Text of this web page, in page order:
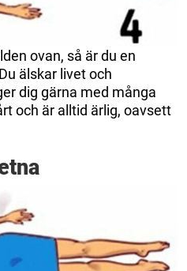
ovan, så är du en
älskar livet och
dig gärna med många
och är alltid ärlig, oavsett